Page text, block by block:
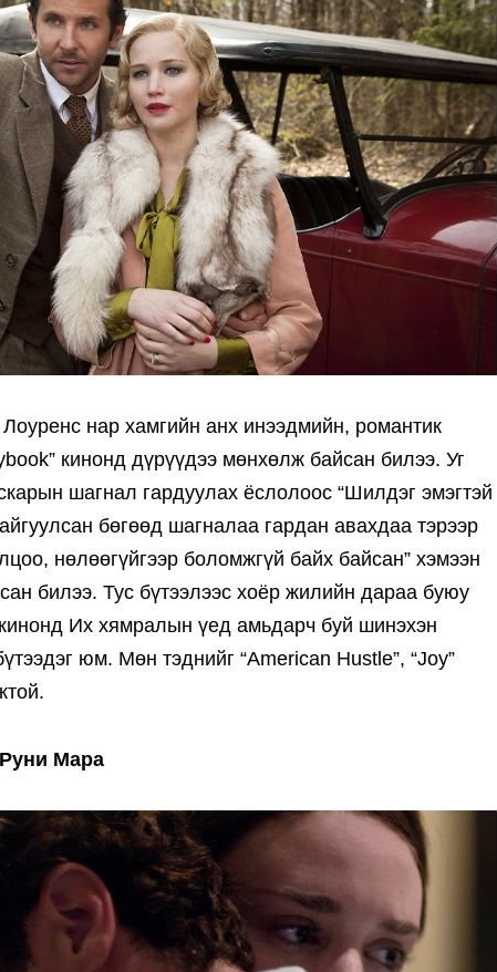
нар хамгийн анх инээдмийн, романтик
кинонд дүрүүдээ мөнхөлж байсан билээ. Уг
шагнал гардуулах ёслолоос “Шилдэг эмэгтэй
бөгөөд шагналаа гардан авахдаа тэрээр
нөлөөгүйгээр боломжгүй байх байсан” хэмээн
билээ. Тус бүтээлээс хоёр жилийн дараа буюу
кинонд Их хямралын үед амьдарч буй шинэхэн
юм. Мөн тэднийг “American Hustle”, “Joy”
Мара